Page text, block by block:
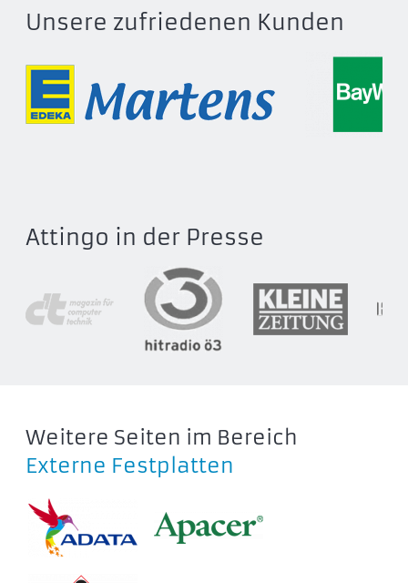
2189U3
2528C3
2528U3
2529RC3
2558S3
2577U3
2578C3
2588C3
2588H3
2588S3
2588US
2588US3
2589S3
2598C3
Unsere zufriedenen Kunden
Attingo in der Presse
Weitere Seiten im Bereich
Externe Festplatten